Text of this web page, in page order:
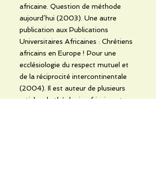
africaine. Question de méthode
aujourd’hui (2003). Une autre
publication aux Publications
Universitaires Africaines : Chrétiens
africains en Europe ! Pour une
ecclésiologie du respect mutuel et
de la réciprocité intercontinentale
(2004). Il est auteur de plusieurs
articles de théologie africaine et